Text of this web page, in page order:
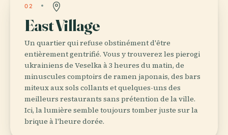
02
East Village
Un quartier qui refuse obstinément d'être
entièrement gentrifié. Vous y trouverez les pierogi
ukrainiens de Veselka à 3 heures du matin, de
minuscules comptoirs de ramen japonais, des bars
miteux aux sols collants et quelques-uns des
meilleurs restaurants sans prétention de la ville.
Ici, la lumière semble toujours tomber juste sur la
brique à l'heure dorée.